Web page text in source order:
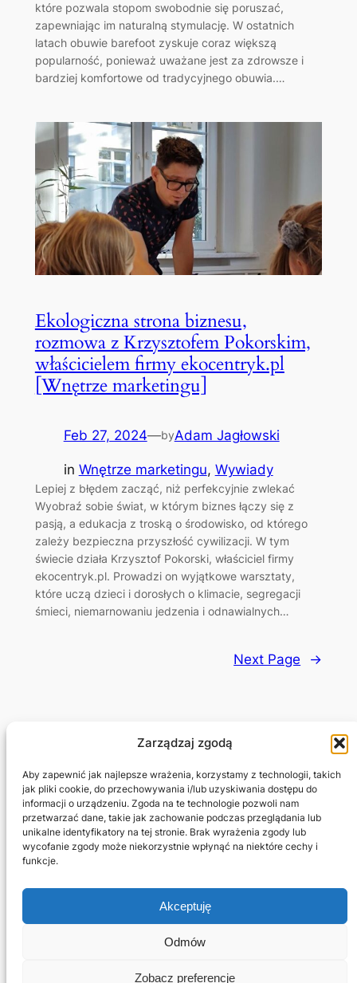
Zarządzaj zgodą
Aby zapewnić jak najlepsze wrażenia, korzystamy z technologii, takich
jak pliki cookie, do przechowywania i/lub uzyskiwania dostępu do
informacji o urządzeniu. Zgoda na te technologie pozwoli nam
przetwarzać dane, takie jak zachowanie podczas przeglądania lub
unikalne identyfikatory na tej stronie. Brak wyrażenia zgody lub
wycofanie zgody może niekorzystnie wpłynąć na niektóre cechy i
funkcje.
Akceptuję
Odmów
Zobacz preferencje
które pozwala stopom swobodnie się poruszać,
zapewniając im naturalną stymulację. W ostatnich
latach obuwie barefoot zyskuje coraz większą
popularność, ponieważ uważane jest za zdrowsze i
bardziej komfortowe od tradycyjnego obuwia.…
Ekologiczna strona biznesu,
rozmowa z Krzysztofem Pokorskim,
właścicielem firmy ekocentryk.pl
[Wnętrze marketingu]
Feb 27, 2024—byAdam Jagłowski
in Wnętrze marketingu, Wywiady
Lepiej z błędem zacząć, niż perfekcyjnie zwlekać
Wyobraź sobie świat, w którym biznes łączy się z
pasją, a edukacja z troską o środowisko, od którego
zależy bezpieczna przyszłość cywilizacji. W tym
świecie działa Krzysztof Pokorski, właściciel firmy
ekocentryk.pl. Prowadzi on wyjątkowe warsztaty,
które uczą dzieci i dorosłych o klimacie, segregacji
śmieci, niemarnowaniu jedzenia i odnawialnych…
Next Page →
Adam Jagłowski
Marketing Freelancer
Projekty Prywatność i regulamin
Polityka cookie